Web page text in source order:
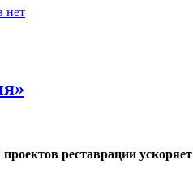
нет
реставрации